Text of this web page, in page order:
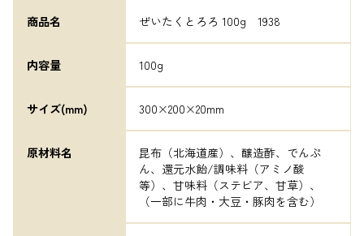
商品名 ぜいたくとろろ 100g　1938
内容量 100g
サイズ(mm) 300×200×20mm
原材料名
昆布（北海道産）、醸造酢、でんぷ
ん、還元水飴/調味料（アミノ酸
等）、甘味料（ステビア、甘草）、
（一部に牛肉・大豆・豚肉を含む）